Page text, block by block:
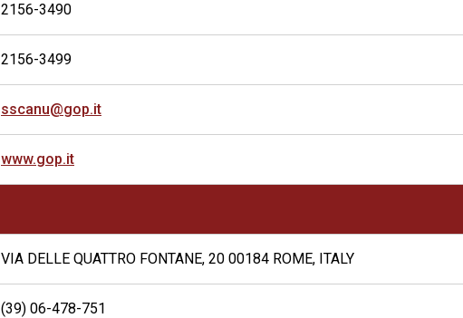
2156-3490
2156-3499
sscanu@gop.it
www.gop.it
VIA DELLE QUATTRO FONTANE, 20 00184 ROME, ITALY
(39) 06-478-751